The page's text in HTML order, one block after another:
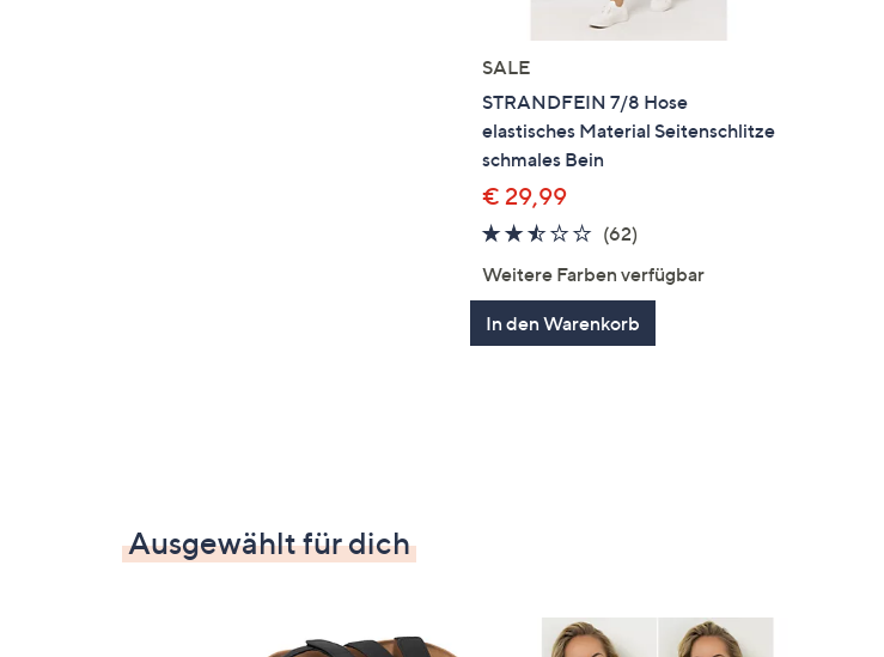
SALE
STRANDFEIN 7/8 Hose
elastisches Material Seitenschlitze
schmales Bein
€ 29,99
2.5
(62)62
Weitere Farben verfügbar
In den Warenkorb
Ausgewählt für dich